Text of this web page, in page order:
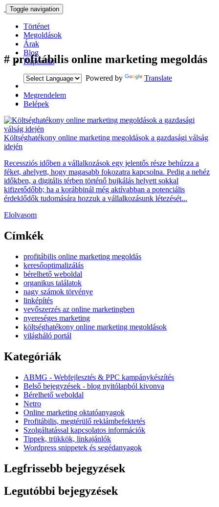
Toggle navigation
Történet
Megoldások
Árak
Blog
Kapcsolat
Powered by
Translate
Megrendelem
Belépek
# profitábilis online marketing megoldás
Költséghatékony online marketing megoldások a gazdasági válság
idején
Recessziós időben a vállalkozások egy jelentős része behúzza a
féket, ahelyett, hogy magasabb fokozatra kapcsolna. Pedig a nehéz
időkben, a digitális térben történő bujkálás helyett sokkal
kifizetődőbb; ha a korábbinál még aktívabban a potenciális
érdeklődők tudomására hozzuk a vállalkozásunk létezését...
Elolvasom
Címkék
profitábilis online marketing megoldás
keresőoptimalizálás
bérelhető weboldal
organikus találatok
nagy számok törvénye
linképítés
vevőszerzés az online marketingben
nyereséges marketing
költséghatékony online marketing megoldások
világháló portál
Kategóriák
ABMG - Webfejlesztés & PPC kampánykészítés
Belső bejegyzések - blog nyitólapból kivonva
Bérelhető weboldal
Netro
Online marketing oktatóanyagok
Profitábilis, megtérülő reklámbefektetés
Szolgáltatással kapcsolatos információk
Tippek, trükkök, linkajánlók
Wordpress snippetek és segédanyagok
Legfrissebb bejegyzések
Legutóbbi bejegyzések